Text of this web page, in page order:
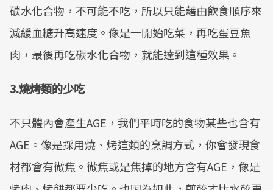
碳水化合物，不可能不吃，所以只能藉由飲食順序來
減緩血糖升高速度。像是一開始吃菜，再吃蛋豆魚
肉，最後再吃碳水化合物，就能達到這種效果。
3.燒烤類的少吃
不只體內會產生AGE，我們平時吃的食物某些也含有
AGE。像是採用燒、烤這類的烹調方式，你會發現食
材都會有微焦。微焦或是焦掉的地方含有AGE，像是